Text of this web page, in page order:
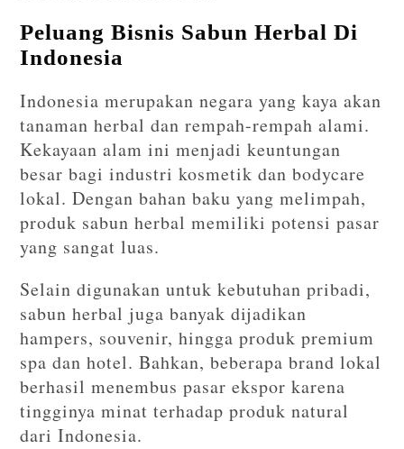
Peluang Bisnis Sabun Herbal Di
Indonesia
Indonesia merupakan negara yang kaya akan
tanaman herbal dan rempah-rempah alami.
Kekayaan alam ini menjadi keuntungan
besar bagi industri kosmetik dan bodycare
lokal. Dengan bahan baku yang melimpah,
produk sabun herbal memiliki potensi pasar
yang sangat luas.
Selain digunakan untuk kebutuhan pribadi,
sabun herbal juga banyak dijadikan
hampers, souvenir, hingga produk premium
spa dan hotel. Bahkan, beberapa brand lokal
berhasil menembus pasar ekspor karena
tingginya minat terhadap produk natural
dari Indonesia.